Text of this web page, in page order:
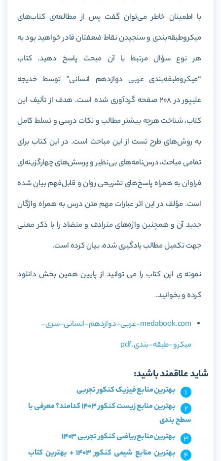
با اطمینان خاطر می‌توان گفت پس از مطالعه‌ی کتاب‌های
میکروطبقه‌بندی و سنجیدن نقاط ضعفتان قادر خواهید بود به
هر نوع سؤال مرتبط با آن مبحث پاسخ دهید. کتاب
“میکروطبقه‌بندی عربی دوازدهم انسانی” توسط خدیجه
علیپور در 208 صفحه گردآوری شده است. هدف از تألیف این
کتاب، شناخت هرچه بیشتر مطالب و نکات درسی و تسلط کامل
به روش‌های طرح تست از این مباحث است. در این کتاب برای
تمامی مباحث، درس‌نامه‌های بی‌نظیر و پرسش‌های چهارگزینه‌ای
فراوان به همراه پاسخ‌های تشریحی روان و قابل‌فهم بیان شده‌
است. مؤلف در این اثر عبارات مهم متن درس به همراه واژگان
جدید آن و همچنین واژه‌های مترادف و متضاد را با ذکر معنی
جهت تکمیل مطالب یادگیری شده، بیان کرده است.
نمونه ی این کتاب را می توانید از پایین همین بخش دانلود
کرده و بخوانید.
medabook.com-عربی-دوازدهم-انسانی-سری-
میکرو-طبقه-بندی.pdf
شاید علاقمند باشید:
بهترین منابع فیزیک کنکور تجربی
بهترین منابع زیست کنکور 1403 کدامند؟ معرفی با
سطح بندی
بهترین منابع ریاضی کنکور تجربی 1403
بهترین منابع شیمی کنکور 1403 + بهترین کتاب